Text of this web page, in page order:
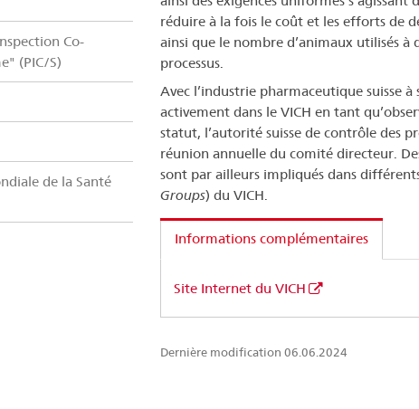
Co-
(PIC/S)
de la Santé
réduire à la fois le coût et les efforts de
ainsi que le nombre d’animaux utilisés à
processus.
Avec l’industrie pharmaceutique suisse à
activement dans le VICH en tant
statut, l’autorité suisse de contrôle des
réunion annuelle du comité directeur.
sont par ailleurs impliqués dans
Groups) du VICH.
Informations complémentaires
Site Internet du VICH
Dernière modification 06.06.2024